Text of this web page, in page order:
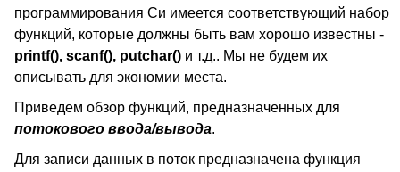
программирования Си имеется соответствующий набор
функций, которые должны быть вам хорошо известны -
printf(), scanf(), putchar() и т.д.. Мы не будем их
описывать для экономии места.
Приведем обзор функций, предназначенных для
потокового ввода/вывода.
Для записи данных в поток предназначена функция